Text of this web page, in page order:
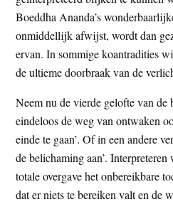
Boeddha Ananda’s
onmiddellijk afwijst, wordt dan
ervan. In sommige koantradities
de ultieme doorbraak van de
Neem nu de vierde gelofte van de
eindeloos de weg van ontwaken
einde te gaan’. Of in een andere
de belichaming aan’.
totale overgave het onbereikbare
dat er niets te bereiken valt en de